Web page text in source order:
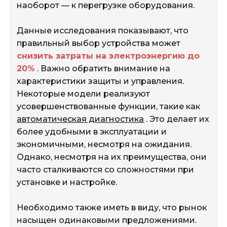
наоборот — к перегрузке оборудования.
Данные исследования показывают, что
правильный выбор устройства может
снизить затраты на электроэнергию до
20% . Важно обратить внимание на
характеристики защиты и управления.
Некоторые модели реализуют
усовершенствованные функции, такие как
автоматическая диагностика . Это делает их
более удобными в эксплуатации и
экономичными, несмотря на ожидания.
Однако, несмотря на их преимущества, они
часто сталкиваются со сложностями при
установке и настройке.
Необходимо также иметь в виду, что рынок
насыщен одинаковыми предложениями.